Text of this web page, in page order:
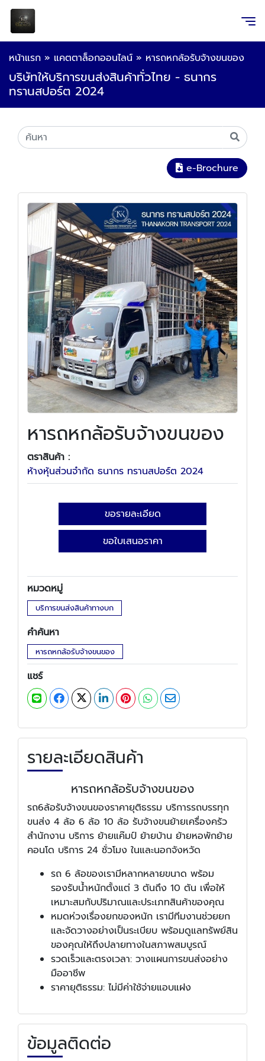
หน้าแรก » แคตตาล็อกออนไลน์ » หารถหกล้อรับจ้างขนของ
บริษัทให้บริการขนส่งสินค้าทั่วไทย - ธนากร
ทรานสปอร์ต 2024
e-Brochure
หารถหกล้อรับจ้างขนของ
ตราสินค้า :
ห้างหุ้นส่วนจำกัด ธนากร ทรานสปอร์ต 2024
ขอรายละเอียด
ขอใบเสนอราคา
หมวดหมู่
บริการขนส่งสินค้าทางบก
คำค้นหา
หารถหกล้อรับจ้างขนของ
แชร์
รายละเอียดสินค้า
หารถหกล้อรับจ้างขนของ
รถ6ล้อรับจ้างขนของราคายุติธรรม บริการรถบรรทุก
ขนส่ง 4 ล้อ 6 ล้อ 10 ล้อ รับจ้างขนย้ายเครื่องครัว
สำนักงาน บริการ ย้ายแค๊มป์ ย้ายบ้าน ย้ายหอพักย้าย
คอนโด บริการ 24 ชั่วโมง ในและนอกจังหวัด
รถ 6 ล้อของเรามีหลากหลายขนาด พร้อม
รองรับน้ำหนักตั้งแต่ 3 ตันถึง 10 ตัน เพื่อให้
เหมาะสมกับปริมาณและประเภทสินค้าของคุณ
หมดห่วงเรื่องยกของหนัก เรามีทีมงานช่วยยก
และจัดวางอย่างเป็นระเบียบ พร้อมดูแลทรัพย์สิน
ของคุณให้ถึงปลายทางในสภาพสมบูรณ์
รวดเร็วและตรงเวลา: วางแผนการขนส่งอย่าง
มืออาชีพ
ราคายุติธรรม: ไม่มีค่าใช้จ่ายแอบแฝง
ข้อมูลติดต่อ